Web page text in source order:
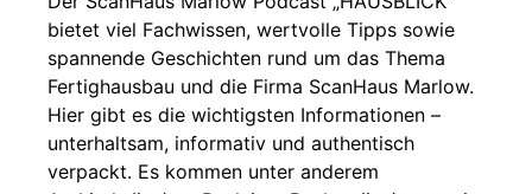
bietet viel Fachwissen, wertvolle Tipps sowie
spannende Geschichten rund um das Thema
Fertighausbau und die Firma ScanHaus Marlow.
Hier gibt es die wichtigsten Informationen –
unterhaltsam, informativ und authentisch
verpackt. Es kommen unter anderem